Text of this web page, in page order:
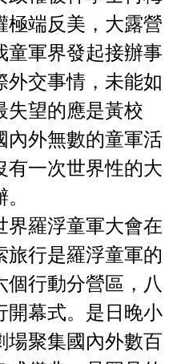
極端反美，大露營
童軍界發起接辦事
外交事情，未能如
失望的應是黃校
內外無數的童軍活
有一次世界性的大
界羅浮童軍大會在
旅行是羅浮童軍的
行動分營區， 八
開幕式。是日晚小
場聚集國內外數百